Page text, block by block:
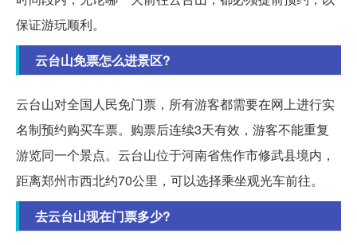
保证游玩顺利。
云台山免票怎么进景区?
云台山对全国人民免门票，所有游客都需要在网上进行实
名制预约购买车票。购票后连续3天有效，游客不能重复
游览同一个景点。云台山位于河南省焦作市修武县境内，
距离郑州市西北约70公里，可以选择乘坐观光车前往。
去云台山现在门票多少?